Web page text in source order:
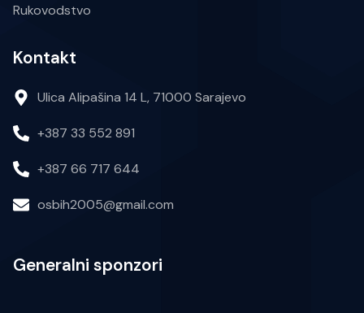
Rukovodstvo
Kontakt
Ulica Alipašina 14 L, 71000 Sarajevo
+387 33 552 891
+387 66 717 644
osbih2005@gmail.com
Generalni sponzori